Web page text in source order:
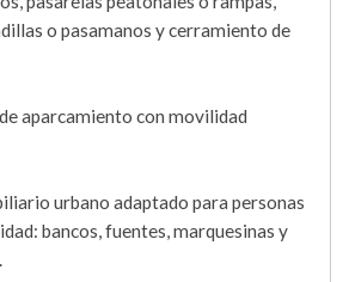
o pasamanos y cerramiento de
aparcamiento con movilidad
urbano adaptado para personas
bancos, fuentes, marquesinas y